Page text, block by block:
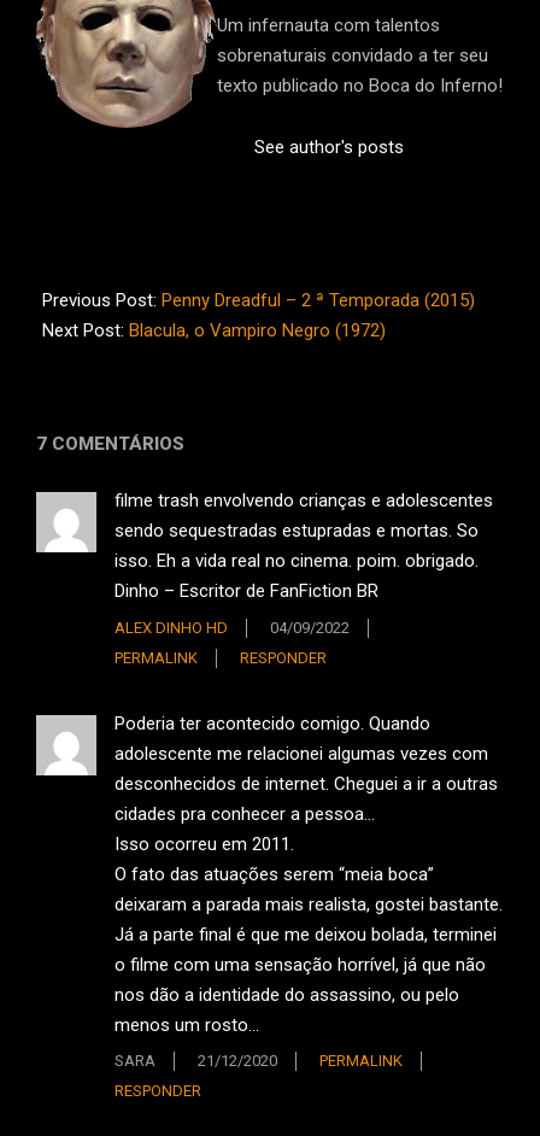
Um infernauta com talentos
sobrenaturais convidado a ter seu
texto publicado no Boca do Inferno!
See author's posts
07-
27
Previous Post: Penny Dreadful – 2 ª Temporada (2015)
Next Post: Blacula, o Vampiro Negro (1972)
7 COMENTÁRIOS
filme trash envolvendo crianças e adolescentes
sendo sequestradas estupradas e mortas. So
isso. Eh a vida real no cinema. poim. obrigado.
Dinho – Escritor de FanFiction BR
ALEX DINHO HD
04/09/2022
PERMALINK
RESPONDER
Poderia ter acontecido comigo. Quando
adolescente me relacionei algumas vezes com
desconhecidos de internet. Cheguei a ir a outras
cidades pra conhecer a pessoa…
Isso ocorreu em 2011.
O fato das atuações serem “meia boca”
deixaram a parada mais realista, gostei bastante.
Já a parte final é que me deixou bolada, terminei
o filme com uma sensação horrível, já que não
nos dão a identidade do assassino, ou pelo
menos um rosto…
SARA 21/12/2020
PERMALINK
RESPONDER